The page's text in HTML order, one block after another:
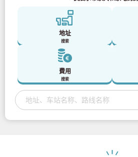
地址
搜索
費用
搜索
03-6712-